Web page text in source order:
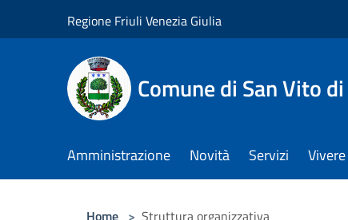
Regione Friuli Venezia Giulia
Comune di San Vito
Amministrazione Novità Servizi
Home > Struttura organizzativa